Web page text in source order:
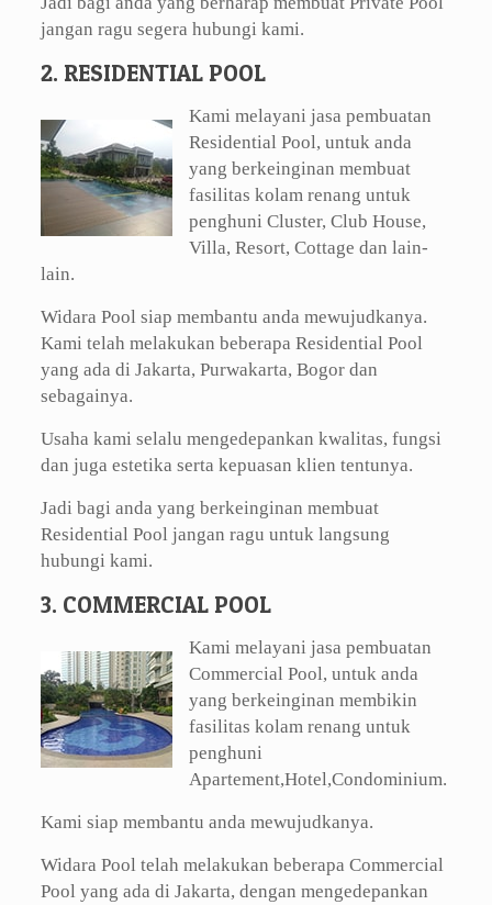
jangan ragu segera hubungi kami.
2. RESIDENTIAL POOL
Kami melayani jasa pembuatan
Residential Pool, untuk anda
yang berkeinginan membuat
fasilitas kolam renang untuk
penghuni Cluster, Club House,
Villa, Resort, Cottage dan lain-
lain.
Widara Pool siap membantu anda mewujudkanya.
Kami telah melakukan beberapa Residential Pool
yang ada di Jakarta, Purwakarta, Bogor dan
sebagainya.
Usaha kami selalu mengedepankan kwalitas, fungsi
dan juga estetika serta kepuasan klien tentunya.
Jadi bagi anda yang berkeinginan membuat
Residential Pool jangan ragu untuk langsung
hubungi kami.
3. COMMERCIAL POOL
Kami melayani jasa pembuatan
Commercial Pool, untuk anda
yang berkeinginan membikin
fasilitas kolam renang untuk
penghuni
Apartement,Hotel,Condominium.
Kami siap membantu anda mewujudkanya.
Widara Pool telah melakukan beberapa Commercial
Pool yang ada di Jakarta, dengan mengedepankan